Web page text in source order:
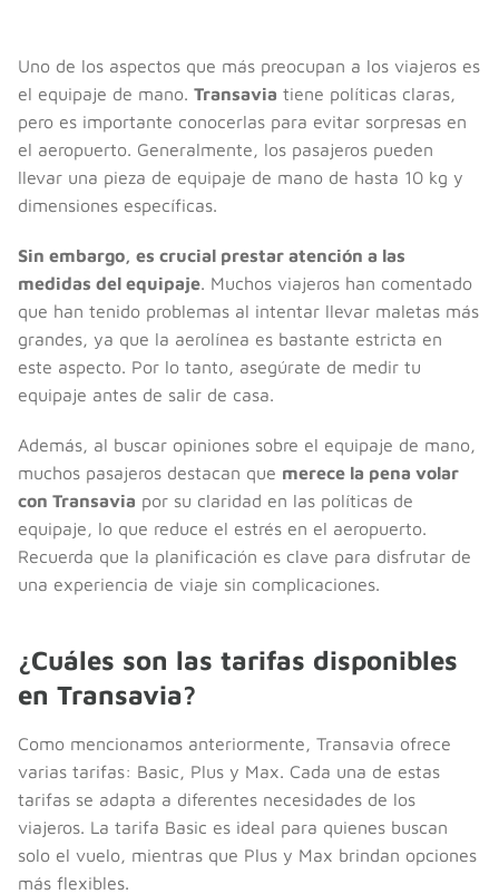
Uno de los aspectos que más preocupan a los viajeros es
el equipaje de mano. Transavia tiene políticas claras,
pero es importante conocerlas para evitar sorpresas en
el aeropuerto. Generalmente, los pasajeros pueden
llevar una pieza de equipaje de mano de hasta 10 kg y
dimensiones específicas.
Sin embargo, es crucial prestar atención a las
medidas del equipaje. Muchos viajeros han comentado
que han tenido problemas al intentar llevar maletas más
grandes, ya que la aerolínea es bastante estricta en
este aspecto. Por lo tanto, asegúrate de medir tu
equipaje antes de salir de casa.
Además, al buscar opiniones sobre el equipaje de mano,
muchos pasajeros destacan que merece la pena volar
con Transavia por su claridad en las políticas de
equipaje, lo que reduce el estrés en el aeropuerto.
Recuerda que la planificación es clave para disfrutar de
una experiencia de viaje sin complicaciones.
¿Cuáles son las tarifas disponibles
en Transavia?
Como mencionamos anteriormente, Transavia ofrece
varias tarifas: Basic, Plus y Max. Cada una de estas
tarifas se adapta a diferentes necesidades de los
viajeros. La tarifa Basic es ideal para quienes buscan
solo el vuelo, mientras que Plus y Max brindan opciones
más flexibles.